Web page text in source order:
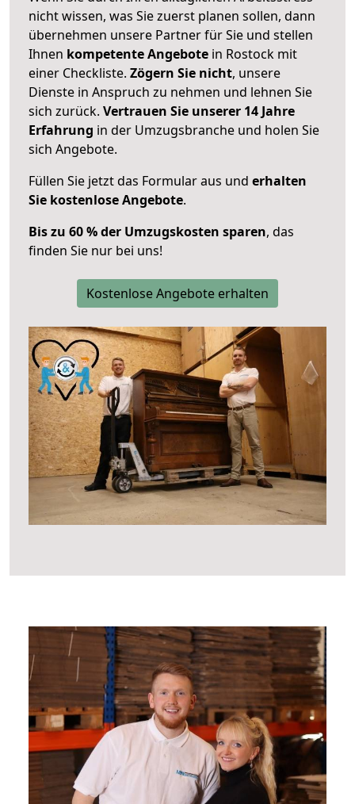
nicht wissen, was Sie zuerst planen sollen, dann
übernehmen unsere Partner für Sie und stellen
Ihnen kompetente Angebote in Rostock mit
einer Checkliste. Zögern Sie nicht, unsere
Dienste in Anspruch zu nehmen und lehnen Sie
sich zurück. Vertrauen Sie unserer 14 Jahre
Erfahrung in der Umzugsbranche und holen Sie
sich Angebote.
Füllen Sie jetzt das Formular aus und erhalten
Sie kostenlose Angebote.
Bis zu 60 % der Umzugskosten sparen, das
finden Sie nur bei uns!
Kostenlose Angebote erhalten